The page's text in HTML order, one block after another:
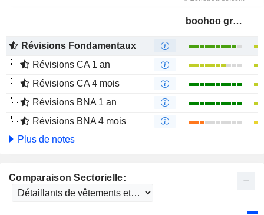
boohoo group plc
Révisions Fondamentaux
Révisions CA 1 an
Révisions CA 4 mois
Révisions BNA 1 an
Révisions BNA 4 mois
Plus de notes
Comparaison Sectorielle: